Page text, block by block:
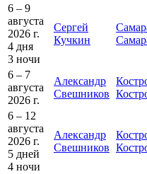
6 – 9
августа
2026 г.
4 дня
3 ночи
Сергей
Кучкин
6 – 7
августа
2026 г.
Александр
Свешников
6 – 12
августа
2026 г.
5 дней
4 ночи
Александр
Свешников